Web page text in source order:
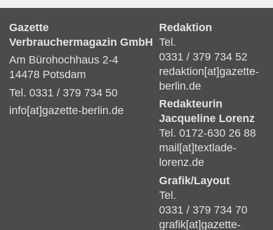
Gazette
Verbrauchermagazin GmbH
Am Bürohochhaus 2-4
14478 Potsdam
Tel. 0331 / 379 734 50
info[at]gazette-berlin.de
Redaktion
Tel.
0331 / 379 734 52
redaktion[at]gazette-
berlin.de
Redakteurin
Jacqueline Lorenz
Tel. 0172-630 26 88
mail[at]textlade-
lorenz.de
Grafik/Layout
Tel.
0331 / 379 734 70
grafik[at]gazette-